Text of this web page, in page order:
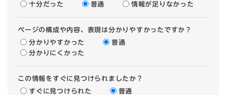
十分だった
普通 情報が足りなかった
ページの構成や内容、表現は分かりやすかったですか？
分かりやすかった
普通
分かりにくかった
この情報をすぐに見つけられましたか？
すぐに見つけられた
普通